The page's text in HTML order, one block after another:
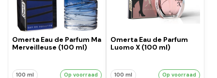
Omerta Eau de Parfum Ma
Merveilleuse (100 ml)
100 ml Op voorraad
Omerta Eau de Parfum
Luomo X (100 ml)
100 ml Op voorraad